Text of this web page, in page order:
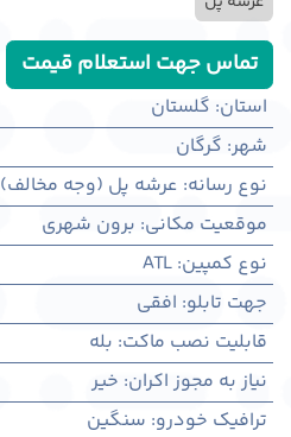
تماس جهت استعلام قیمت
استان: گلستان
شهر: گرگان
نوع رسانه: عرشه پل (وجه مخالف)
موقعیت مکانی: برون شهری
نوع کمپین:
ATL
جهت تابلو: افقی
قابلیت نصب ماکت: بله
نیاز به مجوز اکران: خیر
ترافیک خودرو: سنگین